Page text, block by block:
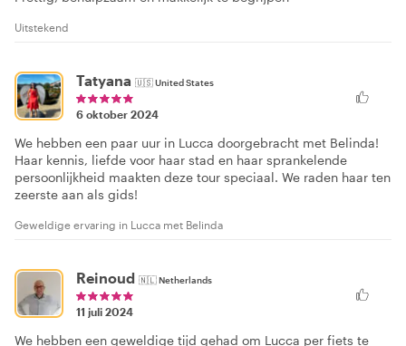
Uitstekend
Tatyana 🇺🇸United States
6 oktober 2024
We hebben een paar uur in Lucca doorgebracht met Belinda!
Haar kennis, liefde voor haar stad en haar sprankelende
persoonlijkheid maakten deze tour speciaal. We raden haar ten
zeerste aan als gids!
Geweldige ervaring in Lucca met Belinda
Reinoud 🇳🇱Netherlands
11 juli 2024
We hebben een geweldige tijd gehad om Lucca per fiets te